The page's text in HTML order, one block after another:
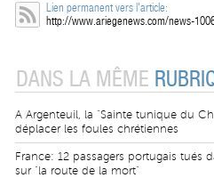
Lien permanent vers l'article:
http://www.ariegenews.com/news-
DANS LA MÊME
A Argenteuil, la "Sainte tunique du
déplacer les foules chrétiennes
France: 12 passagers portugais tués
sur "la route de la mort"